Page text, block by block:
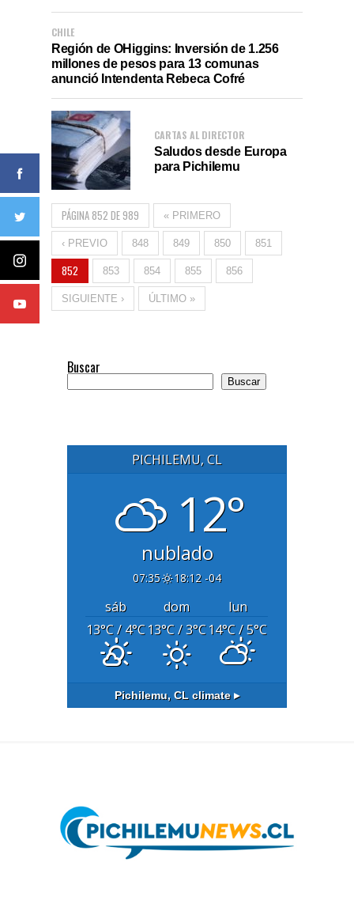
CHILE
Región de OHiggins: Inversión de 1.256
millones de pesos para 13 comunas
anunció Intendenta Rebeca Cofré
CARTAS AL DIRECTOR
Saludos desde Europa
para Pichilemu
PÁGINA 852 DE 989 « PRIMERO
‹ PREVIO 848 849 850 851
852 853 854 855 856
SIGUIENTE › ÚLTIMO »
Buscar
Buscar
PICHILEMU, CL
12°
nublado
07:35 18:12 -04
sáb dom
lun
13°C/ 4°C13°C/ 3°C14°C/ 5°C
Pichilemu, CL climate ▸